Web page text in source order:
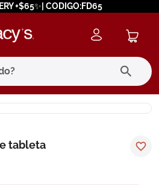
+$65✨| CODIGO:FD65
tableta